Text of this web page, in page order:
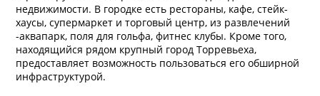
недвижимости. В городке есть рестораны, кафе, стейк-
хаусы, супермаркет и торговый центр, из развлечений
-аквапарк, поля для гольфа, фитнес клубы. Кроме того,
находящийся рядом крупный город Торревьеха,
предоставляет возможность пользоваться его обширной
инфраструктурой.